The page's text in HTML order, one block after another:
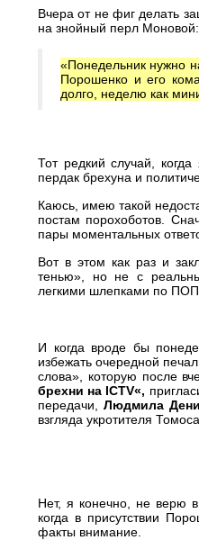
Вчера от не фиг делать
на знойный перл Моновой:
«Понедельник нужно
Порошенко и его
долго, неделю как
Тот редкий случай,
пердак брехуна и
Каюсь, имею такой
постам порохоботов.
пары моментальных
Вот в этом как раз и
тенью», но не с
легкими шлепками по
И когда вроде бы
избежать очередной
слова», которую после
брехни на ICTV«,
передачи, Людмила
взгляда укротителя
Нет, я конечно, не верю
когда в присутствии
факты внимание.